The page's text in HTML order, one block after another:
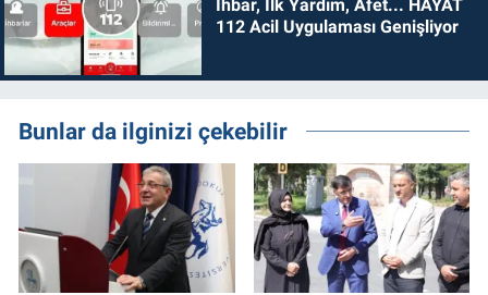
İhbar, İlk Yardım, Afet... HAYAT
112 Acil Uygulaması Genişliyor
Bunlar da ilginizi çekebilir